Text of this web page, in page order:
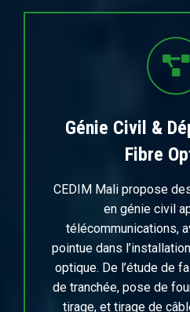
Génie Civil &
Fibre
CEDIM Mali propose
en génie civil
télécommunications,
pointue dans
optique. De l’étude de
de tranchée, pose de
tirage, et tirage de